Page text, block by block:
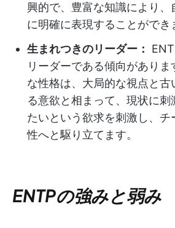
興的で、豊富な知識により、
に明確に表現することができ
生まれつきのリーダー：
リーダーである傾向があり
な性格は、大局的な視点と古
る意欲と相まって、現状に刺
たいという欲求を刺激し、
性へと駆り立てます。
ENTPの強みと弱み